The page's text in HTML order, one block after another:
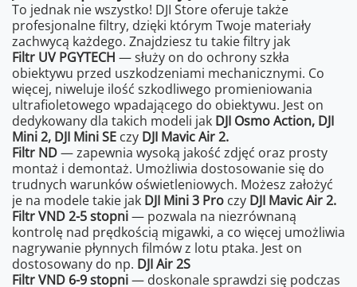
To jednak nie wszystko! DJI Store oferuje także
profesjonalne filtry, dzięki którym Twoje materiały
zachwycą każdego. Znajdziesz tu takie filtry jak
Filtr UV PGYTECH — służy on do ochrony szkła
obiektywu przed uszkodzeniami mechanicznymi. Co
więcej, niweluje ilość szkodliwego promieniowania
ultrafioletowego wpadającego do obiektywu. Jest on
dedykowany dla takich modeli jak DJI Osmo Action, DJI
Mini 2, DJI Mini SE czy DJI Mavic Air 2.
Filtr ND— zapewnia wysoką jakość zdjęć oraz prosty
montaż i demontaż. Umożliwia dostosowanie się do
trudnych warunków oświetleniowych. Możesz założyć
je na modele takie jak DJI Mini 3 Pro czy DJI Mavic Air 2.
Filtr VND 2-5 stopni— pozwala na niezrównaną
kontrolę nad prędkością migawki, a co więcej umożliwia
nagrywanie płynnych filmów z lotu ptaka. Jest on
dostosowany do np. DJI Air 2S
Filtr VND 6-9 stopni— doskonale sprawdzi się podczas